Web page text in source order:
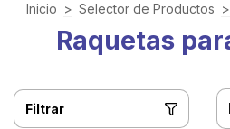
Inicio > Selector de Productos >
Raquetas
Filtrar